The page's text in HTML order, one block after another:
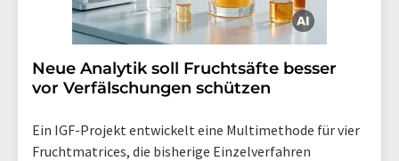
Neue Analytik soll Fruchtsäfte besser
vor Verfälschungen schützen
Ein IGF-Projekt entwickelt eine Multimethode für vier
Fruchtmatrices, die bisherige Einzelverfahren